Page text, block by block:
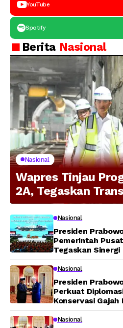
YouTube
Spotify
Berita Nasional
Nasional
Wapres Tinjau
2A, Tegaskan
Modern Jadi
Nasional
Presiden
Pemerintah
Tegaskan
Nasional
Presiden
Perkuat
Konservasi Gajah
Nasional